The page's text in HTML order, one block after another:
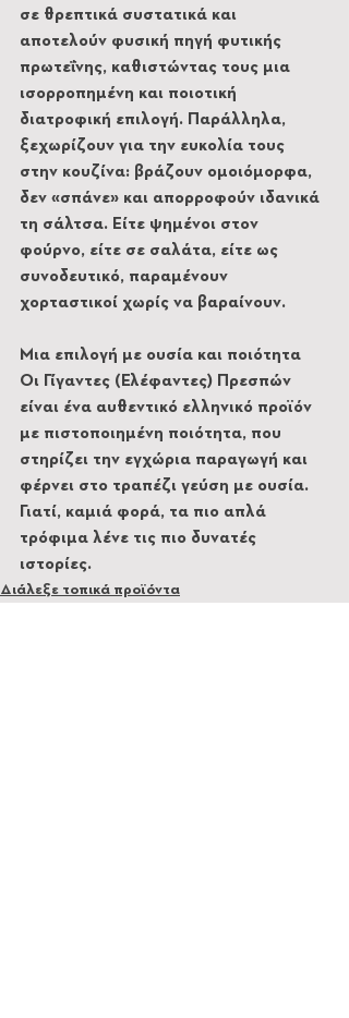
σε θρεπτικά συστατικά και
αποτελούν φυσική πηγή φυτικής
πρωτεΐνης, καθιστώντας τους μια
ισορροπημένη και ποιοτική
διατροφική επιλογή. Παράλληλα,
ξεχωρίζουν για την ευκολία τους
στην κουζίνα: βράζουν ομοιόμορφα,
δεν «σπάνε» και απορροφούν ιδανικά
τη σάλτσα. Είτε ψημένοι στον
φούρνο, είτε σε σαλάτα, είτε ως
συνοδευτικό, παραμένουν
χορταστικοί χωρίς να βαραίνουν.
Μια επιλογή με ουσία και ποιότητα
Οι Γίγαντες (Ελέφαντες) Πρεσπών
είναι ένα αυθεντικό ελληνικό προϊόν
με πιστοποιημένη ποιότητα, που
στηρίζει την εγχώρια παραγωγή και
φέρνει στο τραπέζι γεύση με ουσία.
Γιατί, καμιά φορά, τα πιο απλά
τρόφιμα λένε τις πιο δυνατές
ιστορίες.
Διάλεξε τοπικά προϊόντα